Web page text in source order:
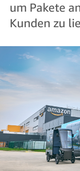
um Pakete
Kunden zu